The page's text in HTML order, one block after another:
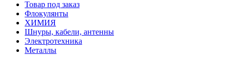
Товар под заказ
Флокулянты
ХИМИЯ
Шнуры, кабели, антенны
Электротехника
Металлы